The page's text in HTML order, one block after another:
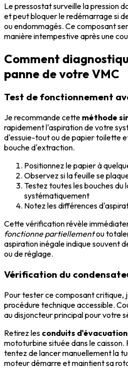
Le pressostat surveille la pression
et peut bloquer le redémarrage si
ou endommagés. Ce composant
manière intempestive après une
Comment
panne de votre VMC
Test de fonctionnement
Je recommande cette méthode
rapidement l'aspiration de votre
d'essuie-tout ou de papier toilette
bouche d'extraction.
Positionnez le papier à
Observez si la feuille se
Testez toutes les bouches du
systématiquement
Notez les différences
Cette vérification révèle
fonctionne partiellementou
aspiration inégale indique souvent
ou de réglage.
Vérification du
Pour tester ce composant critique,
procédure technique accessible.
au disjoncteur principal pour votre
Retirez les conduits d'évacuation
mototurbine située dans le
tentez de lancer manuellement la
moteur démarre et maintient sa